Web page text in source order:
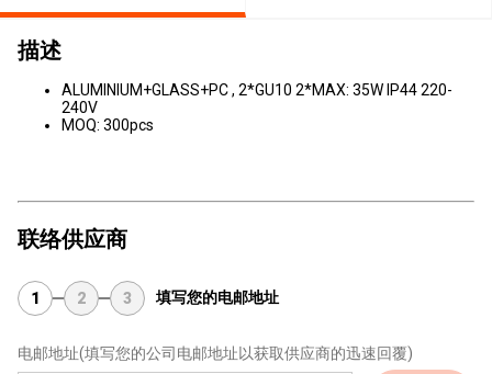
描述
ALUMINIUM+GLASS+PC , 2*GU10 2*MAX: 35W IP44 220-
240V
MOQ: 300pcs
联络供应商
1 2 3 填写您的电邮地址
电邮地址(填写您的公司电邮地址以获取供应商的迅速回覆)